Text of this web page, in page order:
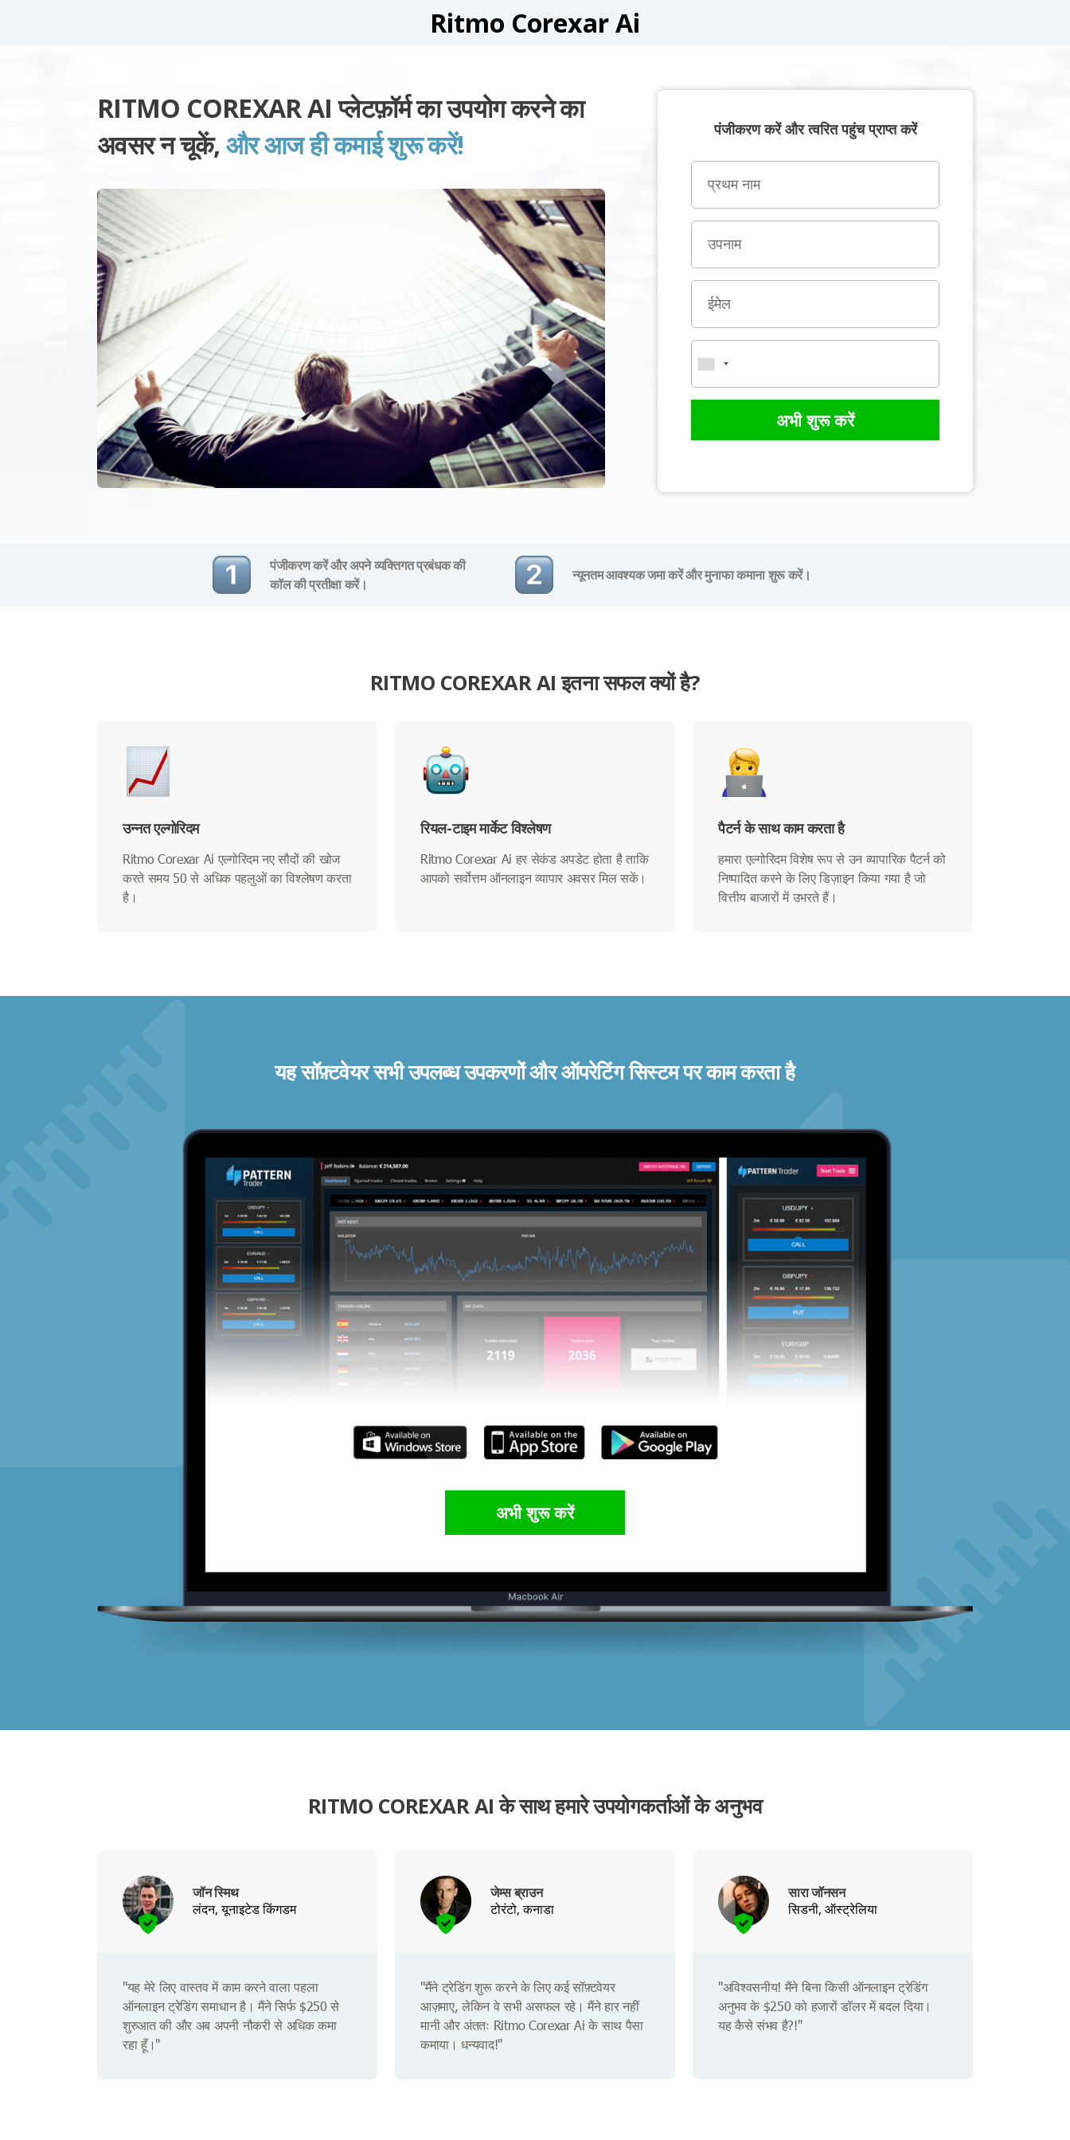
Ritmo Corexar Ai
RITMO COREXAR AI प्लेटफ़ॉर्म का उपयोग करने का
अवसर न चूकें, और आज ही कमाई शुरू करें! पंजीकरण करें और त्वरित पहुंच प्राप्त करें
अभी शुरू करें
पंजीकरण करें और अपने व्यक्तिगत प्रबंधक की
कॉल की प्रतीक्षा करें।
न्यूनतम आवश्यक जमा करें और मुनाफा कमाना शुरू करें।
RITMO COREXAR AI इतना सफल क्यों है?
उन्नत एल्गोरिदम
Ritmo Corexar Ai एल्गोरिदम नए सौदों की खोज
करते समय 50 से अधिक पहलुओं का विश्लेषण करता
है।
रियल-टाइम मार्केट विश्लेषण
Ritmo Corexar Ai हर सेकंड अपडेट होता है ताकि
आपको सर्वोत्तम ऑनलाइन व्यापार अवसर मिल सकें।
पैटर्न के साथ काम करता है
हमारा एल्गोरिदम विशेष रूप से उन व्यापारिक पैटर्न को
निष्पादित करने के लिए डिज़ाइन किया गया है जो
वित्तीय बाजारों में उभरते हैं।
यह सॉफ़्टवेयर सभी उपलब्ध उपकरणों और ऑपरेटिंग सिस्टम पर काम करता है
अभी शुरू करें
RITMO COREXAR AI के साथ हमारे उपयोगकर्ताओं के अनुभव
जॉन स्मिथ
लंदन, यूनाइटेड किंगडम
"यह मेरे लिए वास्तव में काम करने वाला पहला
ऑनलाइन ट्रेडिंग समाधान है। मैंने सिर्फ $250 से
शुरुआत की और अब अपनी नौकरी से अधिक कमा
रहा हूँ।"
जेम्स ब्राउन
टोरंटो, कनाडा
"मैंने ट्रेडिंग शुरू करने के लिए कई सॉफ़्टवेयर
आज़माए, लेकिन वे सभी असफल रहे। मैंने हार नहीं
मानी और अंततः Ritmo Corexar Ai के साथ पैसा
कमाया। धन्यवाद!"
सारा जॉनसन
सिडनी, ऑस्ट्रेलिया
"अविश्वसनीय! मैंने बिना किसी ऑनलाइन ट्रेडिंग
अनुभव के $250 को हजारों डॉलर में बदल दिया।
यह कैसे संभव है?!"